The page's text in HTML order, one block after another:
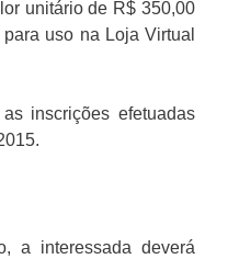
unitário de R$ 350,00
uso na Loja Virtual
inscrições efetuadas
a interessada deverá